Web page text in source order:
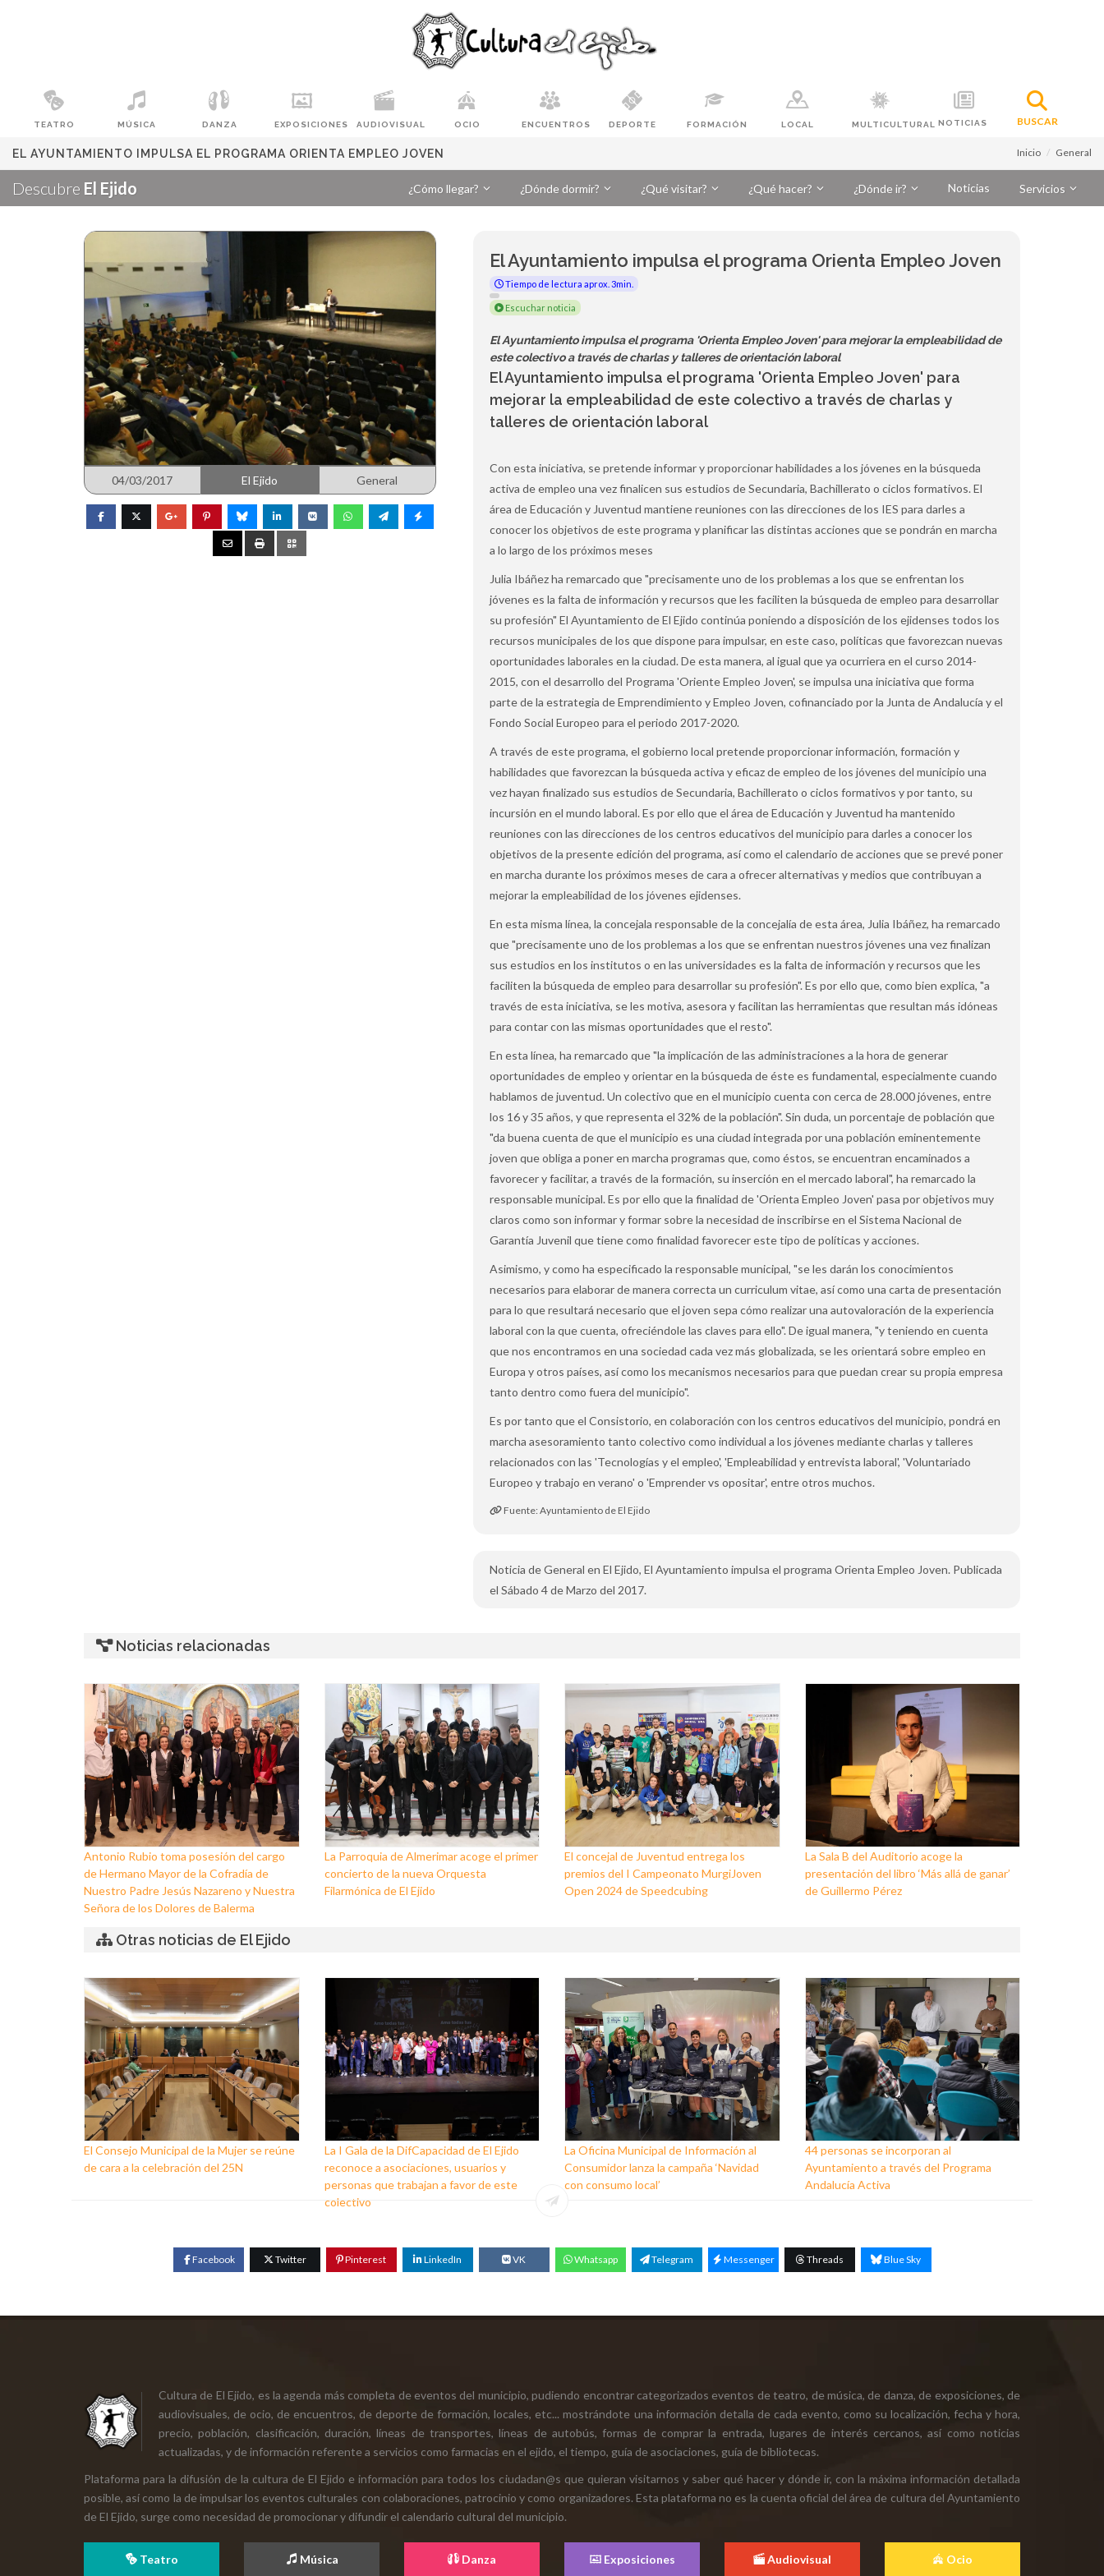
TEATRO MÚSICA DANZA EXPOSICIONES AUDIOVISUAL OCIO ENCUENTROS DEPORTE FORMACIÓN LOCAL MULTICULTURAL NOTICIAS BUSCAR
EL AYUNTAMIENTO IMPULSA EL PROGRAMA ORIENTA EMPLEO JOVEN Inicio General
Descubre El Ejido ¿Cómo llegar? ¿Dónde dormir? ¿Qué visitar? ¿Qué hacer? ¿Dónde ir? Noticias Servicios
04/03/2017 El Ejido General
El Ayuntamiento impulsa el programa Orienta Empleo Joven
Tiempo de lectura aprox. 3min.
Escuchar noticia
El Ayuntamiento impulsa el programa 'Orienta Empleo Joven' para mejorar la empleabilidad de
este colectivo a través de charlas y talleres de orientación laboral
El Ayuntamiento impulsa el programa 'Orienta Empleo Joven' para
mejorar la empleabilidad de este colectivo a través de charlas y
talleres de orientación laboral
Con esta iniciativa, se pretende informar y proporcionar habilidades a los jóvenes en la búsqueda
activa de empleo una vez finalicen sus estudios de Secundaria, Bachillerato o ciclos formativos. El
área de Educación y Juventud mantiene reuniones con las direcciones de los IES para darles a
conocer los objetivos de este programa y planificar las distintas acciones que se pondrán en marcha
a lo largo de los próximos meses
Julia Ibáñez ha remarcado que "precisamente uno de los problemas a los que se enfrentan los
jóvenes es la falta de información y recursos que les faciliten la búsqueda de empleo para desarrollar
su profesión" El Ayuntamiento de El Ejido continúa poniendo a disposición de los ejidenses todos los
recursos municipales de los que dispone para impulsar, en este caso, políticas que favorezcan nuevas
oportunidades laborales en la ciudad. De esta manera, al igual que ya ocurriera en el curso 2014-
2015, con el desarrollo del Programa 'Oriente Empleo Joven', se impulsa una iniciativa que forma
parte de la estrategia de Emprendimiento y Empleo Joven, cofinanciado por la Junta de Andalucía y el
Fondo Social Europeo para el periodo 2017-2020.
A través de este programa, el gobierno local pretende proporcionar información, formación y
habilidades que favorezcan la búsqueda activa y eficaz de empleo de los jóvenes del municipio una
vez hayan finalizado sus estudios de Secundaria, Bachillerato o ciclos formativos y por tanto, su
incursión en el mundo laboral. Es por ello que el área de Educación y Juventud ha mantenido
reuniones con las direcciones de los centros educativos del municipio para darles a conocer los
objetivos de la presente edición del programa, así como el calendario de acciones que se prevé poner
en marcha durante los próximos meses de cara a ofrecer alternativas y medios que contribuyan a
mejorar la empleabilidad de los jóvenes ejidenses.
En esta misma línea, la concejala responsable de la concejalía de esta área, Julia Ibáñez, ha remarcado
que "precisamente uno de los problemas a los que se enfrentan nuestros jóvenes una vez finalizan
sus estudios en los institutos o en las universidades es la falta de información y recursos que les
faciliten la búsqueda de empleo para desarrollar su profesión". Es por ello que, como bien explica, "a
través de esta iniciativa, se les motiva, asesora y facilitan las herramientas que resultan más idóneas
para contar con las mismas oportunidades que el resto".
En esta línea, ha remarcado que "la implicación de las administraciones a la hora de generar
oportunidades de empleo y orientar en la búsqueda de éste es fundamental, especialmente cuando
hablamos de juventud. Un colectivo que en el municipio cuenta con cerca de 28.000 jóvenes, entre
los 16 y 35 años, y que representa el 32% de la población". Sin duda, un porcentaje de población que
"da buena cuenta de que el municipio es una ciudad integrada por una población eminentemente
joven que obliga a poner en marcha programas que, como éstos, se encuentran encaminados a
favorecer y facilitar, a través de la formación, su inserción en el mercado laboral", ha remarcado la
responsable municipal. Es por ello que la finalidad de 'Orienta Empleo Joven' pasa por objetivos muy
claros como son informar y formar sobre la necesidad de inscribirse en el Sistema Nacional de
Garantía Juvenil que tiene como finalidad favorecer este tipo de políticas y acciones.
Asimismo, y como ha especificado la responsable municipal, "se les darán los conocimientos
necesarios para elaborar de manera correcta un curriculum vitae, así como una carta de presentación
para lo que resultará necesario que el joven sepa cómo realizar una autovaloración de la experiencia
laboral con la que cuenta, ofreciéndole las claves para ello". De igual manera, "y teniendo en cuenta
que nos encontramos en una sociedad cada vez más globalizada, se les orientará sobre empleo en
Europa y otros países, así como los mecanismos necesarios para que puedan crear su propia empresa
tanto dentro como fuera del municipio".
Es por tanto que el Consistorio, en colaboración con los centros educativos del municipio, pondrá en
marcha asesoramiento tanto colectivo como individual a los jóvenes mediante charlas y talleres
relacionados con las 'Tecnologías y el empleo', 'Empleabilidad y entrevista laboral', 'Voluntariado
Europeo y trabajo en verano' o 'Emprender vs opositar', entre otros muchos.
Fuente: Ayuntamiento de El Ejido
Noticia de General en El Ejido, El Ayuntamiento impulsa el programa Orienta Empleo Joven. Publicada
el Sábado 4 de Marzo del 2017.
Noticias relacionadas
Antonio Rubio toma posesión del cargo
de Hermano Mayor de la Cofradía de
Nuestro Padre Jesús Nazareno y Nuestra
Señora de los Dolores de Balerma
La Parroquia de Almerimar acoge el primer
concierto de la nueva Orquesta
Filarmónica de El Ejido
El concejal de Juventud entrega los
premios del I Campeonato MurgiJoven
Open 2024 de Speedcubing
La Sala B del Auditorio acoge la
presentación del libro ‘Más allá de ganar’
de Guillermo Pérez
Otras noticias de El Ejido
El Consejo Municipal de la Mujer se reúne
de cara a la celebración del 25N
La I Gala de la DifCapacidad de El Ejido
reconoce a asociaciones, usuarios y
personas que trabajan a favor de este
colectivo
La Oficina Municipal de Información al
Consumidor lanza la campaña ‘Navidad
con consumo local’
44 personas se incorporan al
Ayuntamiento a través del Programa
Andalucía Activa
Facebook Twitter Pinterest LinkedIn VK Whatsapp Telegram Messenger Threads Blue Sky
Cultura de El Ejido, es la agenda más completa de eventos del municipio, pudiendo encontrar categorizados eventos de teatro, de música, de danza, de exposiciones, de
audiovisuales, de ocio, de encuentros, de deporte de formación, locales, etc... mostrándote una información detalla de cada evento, como su localización, fecha y hora,
precio, población, clasificación, duración, líneas de transportes, líneas de autobús, formas de comprar la entrada, lugares de interés cercanos, así como noticias
actualizadas, y de información referente a servicios como farmacias en el ejido, el tiempo, guía de asociaciones, guía de bibliotecas.
Plataforma para la difusión de la cultura de El Ejido e información para todos los ciudadan@s que quieran visitarnos y saber qué hacer y dónde ir, con la máxima información detallada
posible, así como la de impulsar los eventos culturales con colaboraciones, patrocinio y como organizadores. Esta plataforma no es la cuenta oficial del área de cultura del Ayuntamiento
de El Ejido, surge como necesidad de promocionar y difundir el calendario cultural del municipio.
Teatro Música Danza Exposiciones Audiovisual Ocio